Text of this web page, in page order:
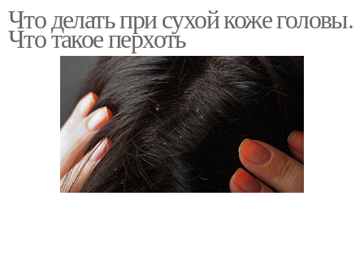
волосами
Средства для сухой
кожи
Что делать при сухой коже головы.
Что такое перхоть